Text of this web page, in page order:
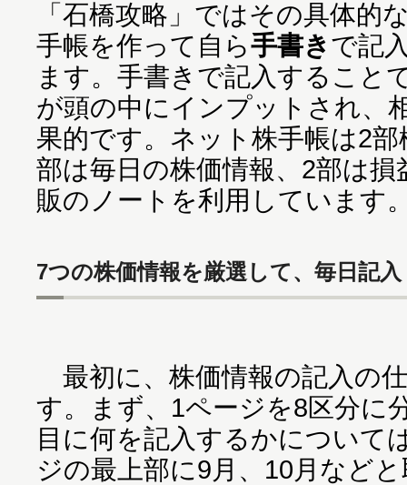
「石橋攻略」ではその具体的
手帳を作って自ら手書きで記
ます。手書きで記入すること
が頭の中にインプットされ、
果的です。ネット株手帳は2
部は毎日の株価情報、2部は
販のノートを利用しています
7つの株価情報を厳選して、毎日記入
最初に、株価情報の記入の
す。まず、1ページを8区分に
目に何を記入するかについて
ジの最上部に9月、10月など